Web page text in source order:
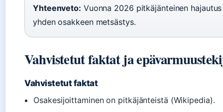
Yhteenveto: Vuonna 2026 pitkäjänteinen
yhden osakkeen metsästys.
Vahvistetut faktat ja
Vahvistetut faktat
Osakesijoittaminen on pitkäjänteistä (Wikipedia).